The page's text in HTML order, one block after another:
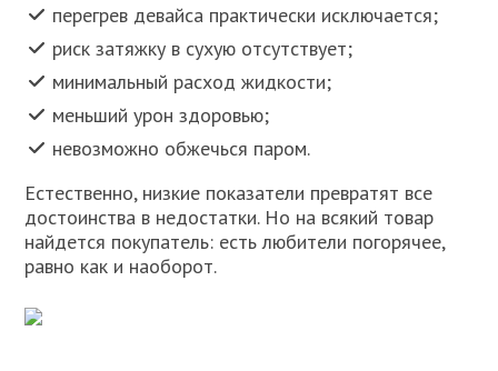
перегрев девайса практически исключается;
риск затяжку в сухую отсутствует;
минимальный расход жидкости;
меньший урон здоровью;
невозможно обжечься паром.
Естественно, низкие показатели превратят все
достоинства в недостатки. Но на всякий товар
найдется покупатель: есть любители погорячее,
равно как и наоборот.